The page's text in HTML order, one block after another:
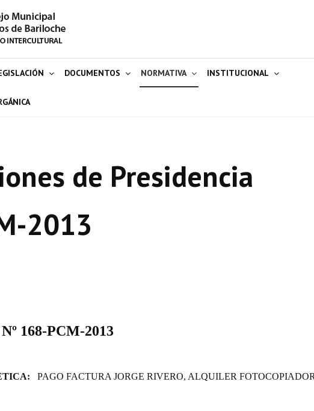
DOCUMENTOS NORMATIVA INSTITUCIONAL
de Presidencia
2013
168-PCM-2013
PAGO FACTURA JORGE RIVERO, ALQUILER